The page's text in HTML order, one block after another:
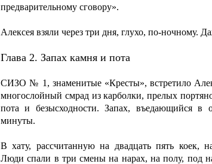
предварительному сговору».
Алексея взяли через три дня, глухо, по-ночному.
Глава 2. Запах камня и пота
СИЗО № 1, знаменитые «Кресты», встретило
многослойный смрад из карболки, прелых
пота и безысходности. Запах, въедающийся
минуты.
В хату, рассчитанную на двадцать пять коек,
Люди спали в три смены на нарах, на полу, под